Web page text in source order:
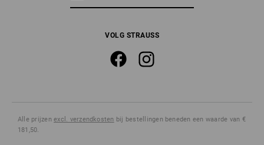
VOLG STRAUSS
Alle prijzenexcl. verzendkosten bij bestellingen beneden een waarde van €
181,50.